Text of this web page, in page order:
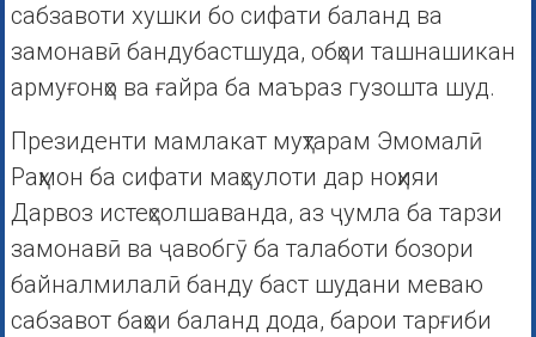
сабзавоти хушки бо сифати баланд ва
замонавӣ бандубастшуда, обҳои ташнашикан
армуғонҳо ва ғайра ба маъраз гузошта шуд.
Президенти мамлакат муҳтарам Эмомалӣ
Раҳмон ба сифати маҳсулоти дар ноҳияи
Дарвоз истеҳсолшаванда, аз ҷумла ба тарзи
замонавӣ ва ҷавобгӯ ба талаботи бозори
байналмилалӣ банду баст шудани меваю
сабзавот баҳои баланд дода, барои тарғиби